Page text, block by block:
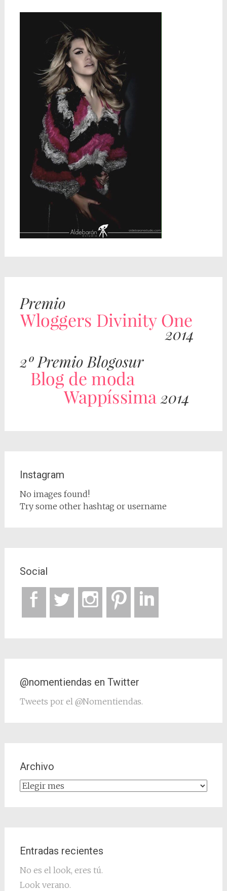
Instagram
No images found!
Try some other hashtag or username
Social
@nomentiendas en Twitter
Tweets por el @Nomentiendas.
Archivo
Archivo
Entradas recientes
No es el look, eres tú.
Look verano.